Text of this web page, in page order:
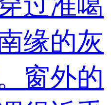
缘的灰
窗外的